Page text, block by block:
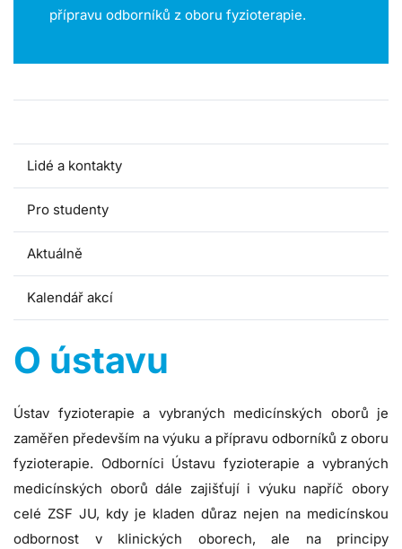
přípravu odborníků z oboru fyzioterapie.
Lidé a kontakty
Pro studenty
Aktuálně
Kalendář akcí
O ústavu
Ústav fyzioterapie a vybraných medicínských oborů je
zaměřen především na výuku a přípravu odborníků z oboru
fyzioterapie. Odborníci Ústavu fyzioterapie a vybraných
medicínských oborů dále zajišťují i výuku napříč obory
celé ZSF JU, kdy je kladen důraz nejen na medicínskou
odbornost v klinických oborech, ale na principy